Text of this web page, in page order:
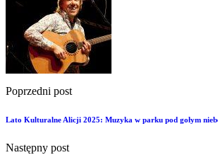
Poprzedni post
Lato Kulturalne Alicji 2025: Muzyka w parku pod gołym
Następny post